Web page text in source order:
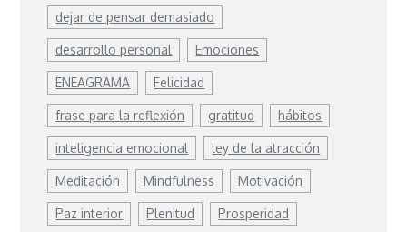
dejar de pensar demasiado
desarrollo personal Emociones
ENEAGRAMA Felicidad
frase para la reflexión gratitud hábitos
inteligencia emocional ley de la atracción
Meditación Mindfulness Motivación
Paz interior Plenitud Prosperidad